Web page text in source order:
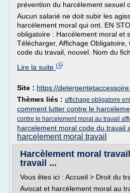
prévention du harcèlement sexuel
Aucun salarié ne doit subir les
harcèlement moral qui ont. EN
obligatoire : Harcèlement moral et
Télécharger, Affichage Obligatoire,
code du travail, nouvel. Nom du
Lire la suite
Site : https://
Thèmes liés : affichage obligatoire
comment lutter contre le
contre le harcelement moral au travail
harcelement moral code du travail
harcelement moral travail
Harcèlement moral
travail ...
Vous êtes ici : Accueil > Droit du
Avocat et harcèlement moral au